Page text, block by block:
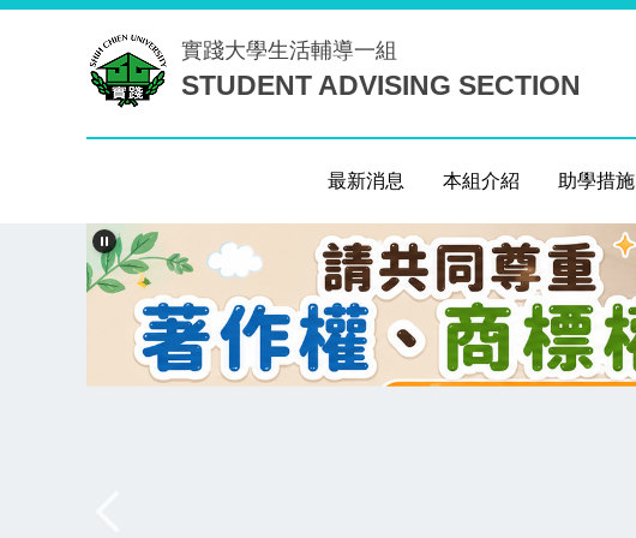
實踐大學生活輔導一組
STUDENT ADVISING SECTION
最新消息 本組介紹 助學措施